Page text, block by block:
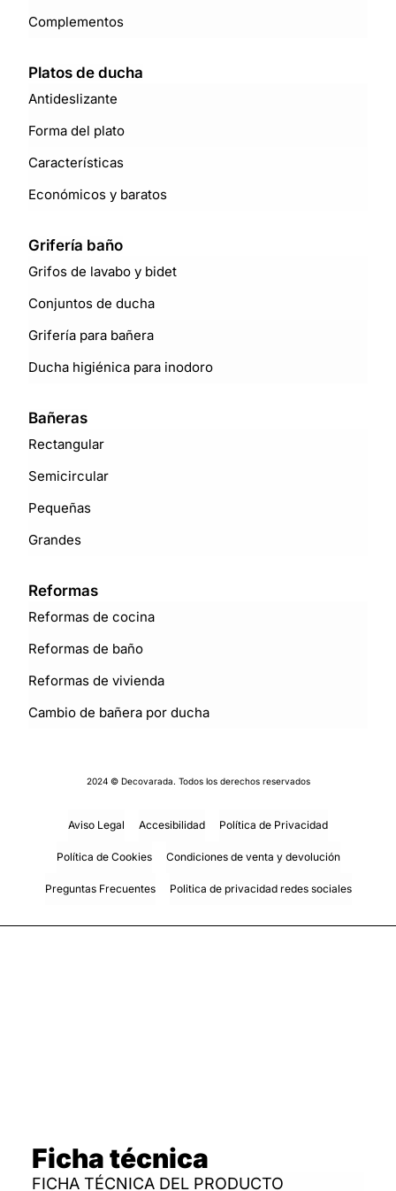
Complementos
Platos de ducha
Antideslizante
Forma del plato
Características
Económicos y baratos
Grifería baño
Grifos de lavabo y bidet
Conjuntos de ducha
Grifería para bañera
Ducha higiénica para inodoro
Bañeras
Rectangular
Semicircular
Pequeñas
Grandes
Reformas
Reformas de cocina
Reformas de baño
Reformas de vivienda
Cambio de bañera por ducha
Aviso Legal Accesibilidad Política de Privacidad
Política de Cookies Condiciones de venta y devolución
Preguntas Frecuentes Politica de privacidad redes sociales
2024 © Decovarada. Todos los derechos reservados
Ficha técnica
FICHA TÉCNICA DEL PRODUCTO